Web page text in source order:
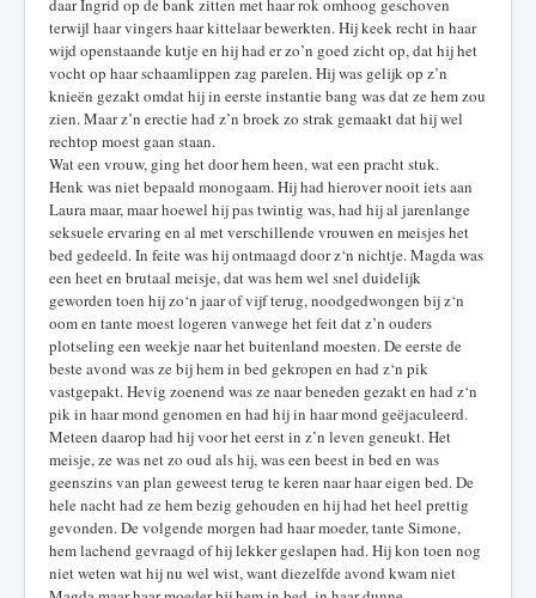
daar Ingrid op de bank zitten met haar rok omhoog geschoven
terwijl haar vingers haar kittelaar bewerkten. Hij keek recht in haar
wijd openstaande kutje en hij had er zo’n goed zicht op, dat hij het
vocht op haar schaamlippen zag parelen. Hij was gelijk op z’n
knieën gezakt omdat hij in eerste instantie bang was dat ze hem zou
zien. Maar z’n erectie had z’n broek zo strak gemaakt dat hij wel
rechtop moest gaan staan.
Wat een vrouw, ging het door hem heen, wat een pracht stuk.
Henk was niet bepaald monogaam. Hij had hierover nooit iets aan
Laura maar, maar hoewel hij pas twintig was, had hij al jarenlange
seksuele ervaring en al met verschillende vrouwen en meisjes het
bed gedeeld. In feite was hij ontmaagd door z‘n nichtje. Magda was
een heet en brutaal meisje, dat was hem wel snel duidelijk
geworden toen hij zo‘n jaar of vijf terug, noodgedwongen bij z‘n
oom en tante moest logeren vanwege het feit dat z’n ouders
plotseling een weekje naar het buitenland moesten. De eerste de
beste avond was ze bij hem in bed gekropen en had z‘n pik
vastgepakt. Hevig zoenend was ze naar beneden gezakt en had z‘n
pik in haar mond genomen en had hij in haar mond geëjaculeerd.
Meteen daarop had hij voor het eerst in z’n leven geneukt. Het
meisje, ze was net zo oud als hij, was een beest in bed en was
geenszins van plan geweest terug te keren naar haar eigen bed. De
hele nacht had ze hem bezig gehouden en hij had het heel prettig
gevonden. De volgende morgen had haar moeder, tante Simone,
hem lachend gevraagd of hij lekker geslapen had. Hij kon toen nog
niet weten wat hij nu wel wist, want diezelfde avond kwam niet